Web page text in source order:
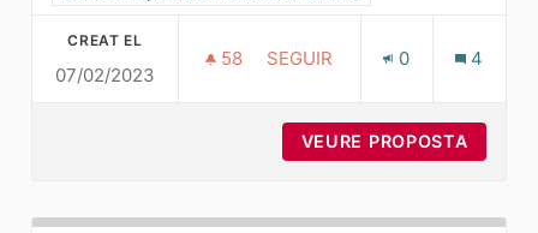
CREAT EL
07/02/2023
58 58 SEGUIDORES
SEGUIR 0 4
VEURE PROPOSTA